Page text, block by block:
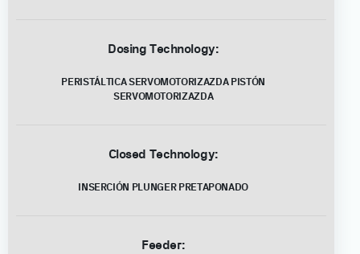
Dosing Technology:
PERISTÁLTICA SERVOMOTORIZAZDA PISTÓN
SERVOMOTORIZAZDA
Closed Technology:
INSERCIÓN PLUNGER PRETAPONADO
Feeder: